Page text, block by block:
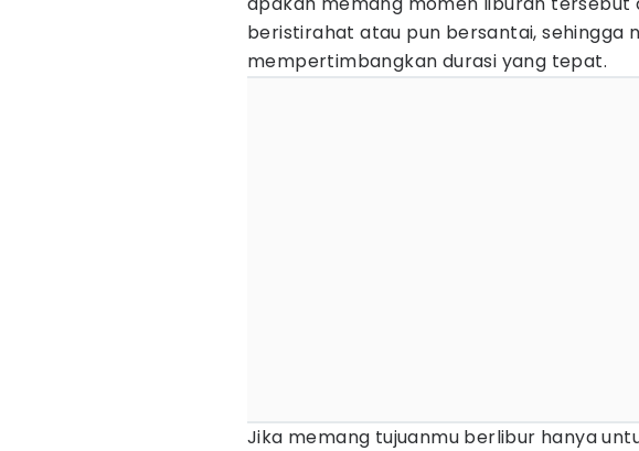
beristirahat atau pun bersantai, sehingga
mempertimbangkan durasi yang tepat.
Jika memang tujuanmu berlibur hanya